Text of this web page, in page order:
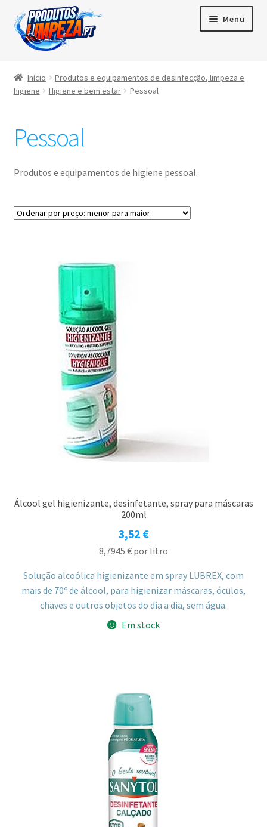
Menu
Contactos
Início
Produtos e equipamentos de desinfecção, limpeza e
higiene
Higiene e bem estar Pessoal
Pessoal
Produtos e equipamentos de higiene pessoal.
Álcool gel higienizante, desinfetante, spray para máscaras
200ml
3,52 €
8,7945 € por litro
Solução alcoólica higienizante em spray LUBREX, com
mais de 70º de álcool, para higienizar máscaras, óculos,
chaves e outros objetos do dia a dia, sem água.
Em stock